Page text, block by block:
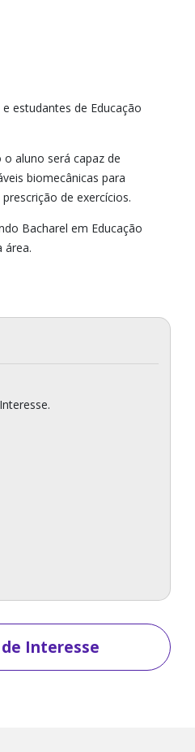
estudantes de Educação
aluno será capaz de
biomecânicas para
de exercícios.
Bacharel em Educação
área.
Interesse